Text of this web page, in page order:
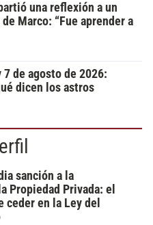
una reflexión a un
Marco: “Fue aprender a
7 de agosto de 2026:
dicen los astros
sanción a la
Propiedad Privada: el
ceder en la Ley del